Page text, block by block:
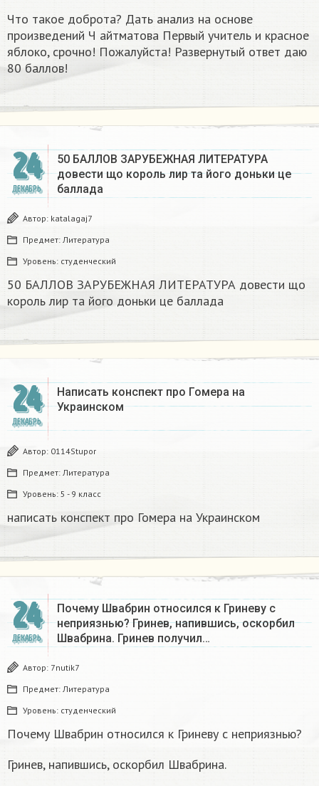
Что такое доброта? Дать анализ на основе
произведений Ч айтматова Первый учитель и красное
яблоко, срочно! Пожалуйста! Развернутый ответ даю
80 баллов!
24
ДЕКАБРЬ
50 БАЛЛОВ ЗАРУБЕЖНАЯ ЛИТЕРАТУРА
довести що король лир та його доньки це
баллада
Автор: katalagaj7
Предмет: Литература
Уровень: студенческий
50 БАЛЛОВ ЗАРУБЕЖНАЯ ЛИТЕРАТУРА довести що
король лир та його доньки це баллада
24
ДЕКАБРЬ
Написать конспект про Гомера на
Украинском​
Автор: 0114Stupor
Предмет: Литература
Уровень: 5 - 9 класс
написать конспект про Гомера на Украинском​
24
ДЕКАБРЬ
Почему Швабрин относился к Гриневу с
неприязнью? Гринев, напившись, оскорбил
Швабрина. Гринев получил…
Автор: 7nutik7
Предмет: Литература
Уровень: студенческий
Почему Швабрин относился к Гриневу с неприязнью?
Гринев, напившись, оскорбил Швабрина.